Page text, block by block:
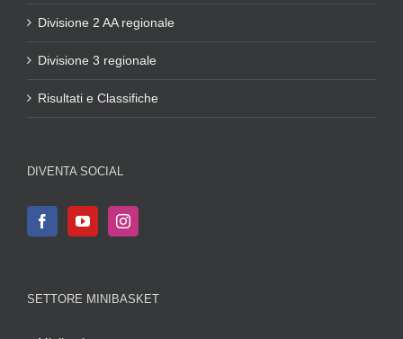
Divisione 2 AA regionale
Divisione 3 regionale
Risultati e Classifiche
DIVENTA SOCIAL
SETTORE MINIBASKET